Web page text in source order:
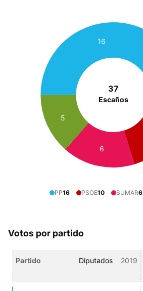
37
Escaños
16
6
5
PP16 PSOE10 SUMAR6
Votos por partido
Partido Diputados 2019